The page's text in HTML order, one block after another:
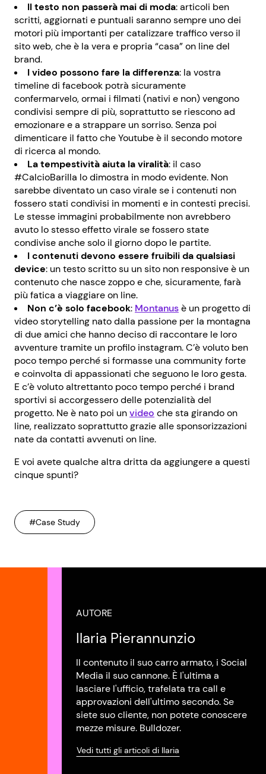
Il testo non passerà mai di moda: articoli ben
scritti, aggiornati e puntuali saranno sempre uno dei
motori più importanti per catalizzare traffico verso il
sito web, che è la vera e propria “casa” on line del
brand.
I video possono fare la differenza: la vostra
timeline di facebook potrà sicuramente
confermarvelo, ormai i filmati (nativi e non) vengono
condivisi sempre di più, soprattutto se riescono ad
emozionare e a strappare un sorriso. Senza poi
dimenticare il fatto che Youtube è il secondo motore
di ricerca al mondo.
La tempestività aiuta la viralità: il caso
#CalcioBarilla lo dimostra in modo evidente. Non
sarebbe diventato un caso virale se i contenuti non
fossero stati condivisi in momenti e in contesti precisi.
Le stesse immagini probabilmente non avrebbero
avuto lo stesso effetto virale se fossero state
condivise anche solo il giorno dopo le partite.
I contenuti devono essere fruibili da qualsiasi
device: un testo scritto su un sito non responsive è un
contenuto che nasce zoppo e che, sicuramente, farà
più fatica a viaggiare on line.
Non c’è solo facebook: Montanusè un progetto di
video storytelling nato dalla passione per la montagna
di due amici che hanno deciso di raccontare le loro
avventure tramite un profilo instagram. C’è voluto ben
poco tempo perché si formasse una community forte
e coinvolta di appassionati che seguono le loro gesta.
E c’è voluto altrettanto poco tempo perché i brand
sportivi si accorgessero delle potenzialità del
progetto. Ne è nato poi unvideo che sta girando on
line, realizzato soprattutto grazie alle sponsorizzazioni
nate da contatti avvenuti on line.
E voi avete qualche altra dritta da aggiungere a questi
cinque spunti?
#Case Study
AUTORE
Ilaria Pierannunzio
Il contenuto il suo carro armato, i Social
Media il suo cannone. È l'ultima a
lasciare l'ufficio, trafelata tra call e
approvazioni dell'ultimo secondo. Se
siete suo cliente, non potete conoscere
mezze misure. Bulldozer.
Vedi tutti gli articoli di Ilaria